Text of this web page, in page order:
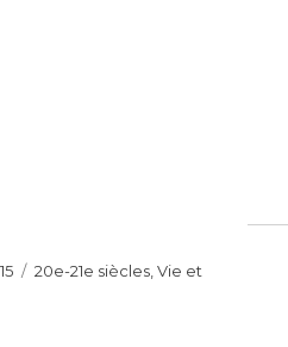
Catégories
20e-21e siècles ,Vie et